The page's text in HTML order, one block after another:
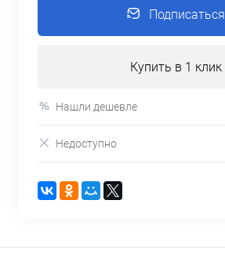
Подписаться
Купить в 1 клик
Нашли дешевле
Недоступно